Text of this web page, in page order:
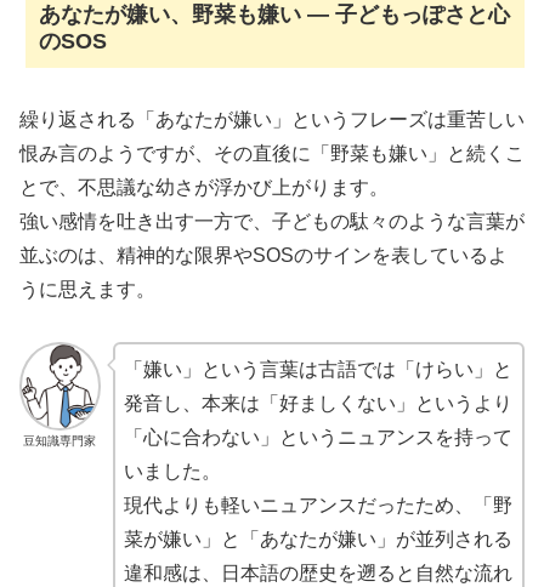
あなたが嫌い、野菜も嫌い ― 子どもっぽさと心
のSOS
繰り返される「あなたが嫌い」というフレーズは重苦しい
恨み言のようですが、その直後に「野菜も嫌い」と続くこ
とで、不思議な幼さが浮かび上がります。
強い感情を吐き出す一方で、子どもの駄々のような言葉が
並ぶのは、精神的な限界やSOSのサインを表しているよ
うに思えます。
豆知識専門家
「嫌い」という言葉は古語では「けらい」と
発音し、本来は「好ましくない」というより
「心に合わない」というニュアンスを持って
いました。
現代よりも軽いニュアンスだったため、「野
菜が嫌い」と「あなたが嫌い」が並列される
違和感は、日本語の歴史を遡ると自然な流れ